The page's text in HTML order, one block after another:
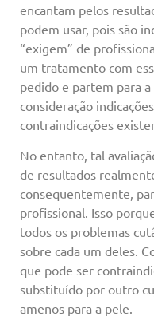
encantam pelos
podem usar, pois são
“exigem” de
um tratamento com
pedido e partem para
consideração
contraindicações
No entanto, tal
de resultados
consequentemente,
profissional. Isso
todos os problemas
sobre cada um deles.
que pode ser
substituído por outro
amenos para a pele.